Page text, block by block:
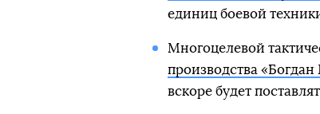
единиц боевой
Многоцелевой
производства
вскоре будет